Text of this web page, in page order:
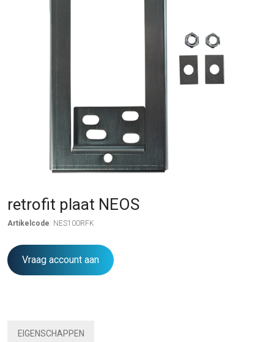
retrofit plaat NEOS
Artikelcode: NES100RFK
Vraag account aan
EIGENSCHAPPEN